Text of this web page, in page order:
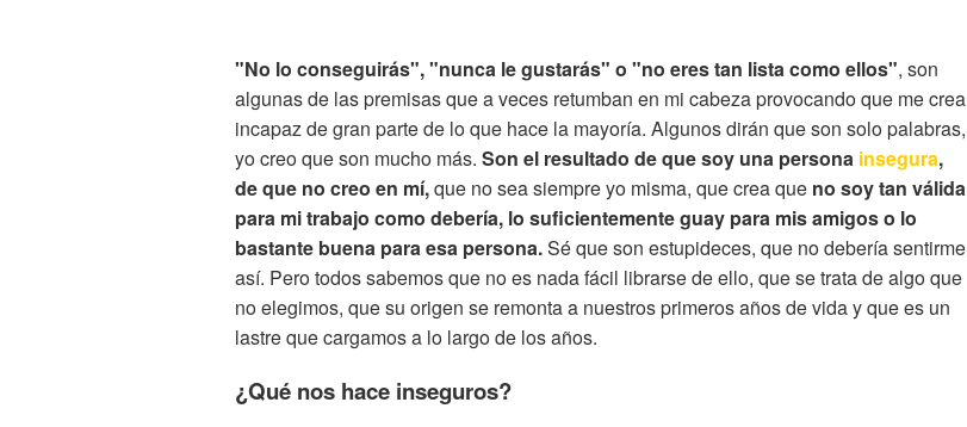
"No lo conseguirás", "nunca le gustarás" o "no eres tan lista como ellos", son
algunas de las premisas que a veces retumban en mi cabeza provocando que me crea
incapaz de gran parte de lo que hace la mayoría. Algunos dirán que son solo palabras,
yo creo que son mucho más. Son el resultado de que soy una persona insegura,
de que no creo en mí,que no sea siempre yo misma, que crea que no soy tan válida
para mi trabajo como debería, lo suficientemente guay para mis amigos o lo
bastante buena para esa persona.Sé que son estupideces, que no debería sentirme
así. Pero todos sabemos que no es nada fácil librarse de ello, que se trata de algo que
no elegimos, que su origen se remonta a nuestros primeros años de vida y que es un
lastre que cargamos a lo largo de los años.
¿Qué nos hace inseguros?